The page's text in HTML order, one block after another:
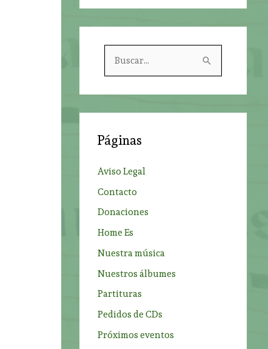
r
:
Páginas
Aviso Legal
Contacto
Donaciones
Home Es
Nuestra música
Nuestros álbumes
Partituras
Pedidos de CDs
Próximos eventos